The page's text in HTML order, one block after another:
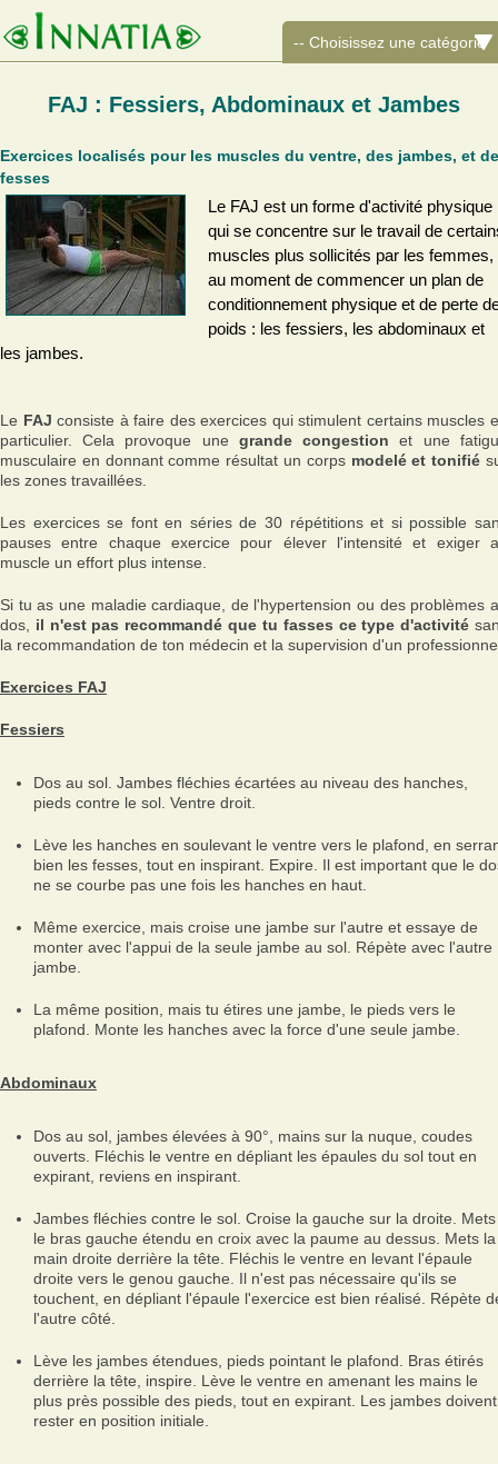
FAJ : Fessiers, Abdominaux et Jambes
Exercices localisés pour les muscles du ventre, des jambes, et
fesses
Le FAJ est un forme d'activité physique
qui se concentre sur le travail de
muscles plus sollicités par les femmes,
au moment de commencer un plan de
conditionnement physique et de perte
poids : les fessiers, les abdominaux et
les jambes.
Le FAJ consiste à faire des exercices qui stimulent certains muscles
particulier. Cela provoque une grande congestion et une
musculaire en donnant comme résultat un corps modelé et tonifié
les zones travaillées.
Les exercices se font en séries de 30 répétitions et si possible
pauses entre chaque exercice pour élever l'intensité et exiger
muscle un effort plus intense.
Si tu as une maladie cardiaque, de l'hypertension ou des problèmes
dos, il n'est pas recommandé que tu fasses ce type d'activité
la recommandation de ton médecin et la supervision d'un
Exercices FAJ
Fessiers
Dos au sol. Jambes fléchies écartées au niveau des hanches,
pieds contre le sol. Ventre droit.
Lève les hanches en soulevant le ventre vers le plafond, en
bien les fesses, tout en inspirant. Expire. Il est important que le
ne se courbe pas une fois les hanches en haut.
Même exercice, mais croise une jambe sur l'autre et essaye de
monter avec l'appui de la seule jambe au sol. Répète avec l'autre
jambe.
La même position, mais tu étires une jambe, le pieds vers le
plafond. Monte les hanches avec la force d'une seule jambe.
Abdominaux
Dos au sol, jambes élevées à 90°, mains sur la nuque, coudes
ouverts. Fléchis le ventre en dépliant les épaules du sol tout en
expirant, reviens en inspirant.
Jambes fléchies contre le sol. Croise la gauche sur la droite. Mets
le bras gauche étendu en croix avec la paume au dessus. Mets la
main droite derrière la tête. Fléchis le ventre en levant l'épaule
droite vers le genou gauche. Il n'est pas nécessaire qu'ils se
touchent, en dépliant l'épaule l'exercice est bien réalisé. Répète
l'autre côté.
Lève les jambes étendues, pieds pointant le plafond. Bras étirés
derrière la tête, inspire. Lève le ventre en amenant les mains le
plus près possible des pieds, tout en expirant. Les jambes doivent
rester en position initiale.